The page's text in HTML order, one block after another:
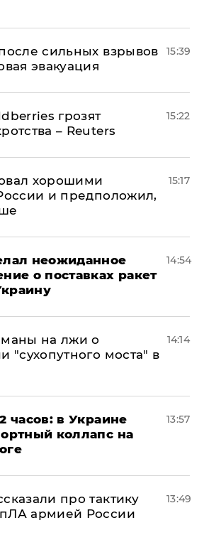
сильных взрывов
эвакуация
15:39
грозят
– Reuters
15:22
хорошими
и предположил,
15:17
неожиданное
о поставках ракет
14:54
на лжи о
"сухопутного моста" в
14:14
часов: в Украине
коллапс на
13:57
про тактику
армией России
13:49